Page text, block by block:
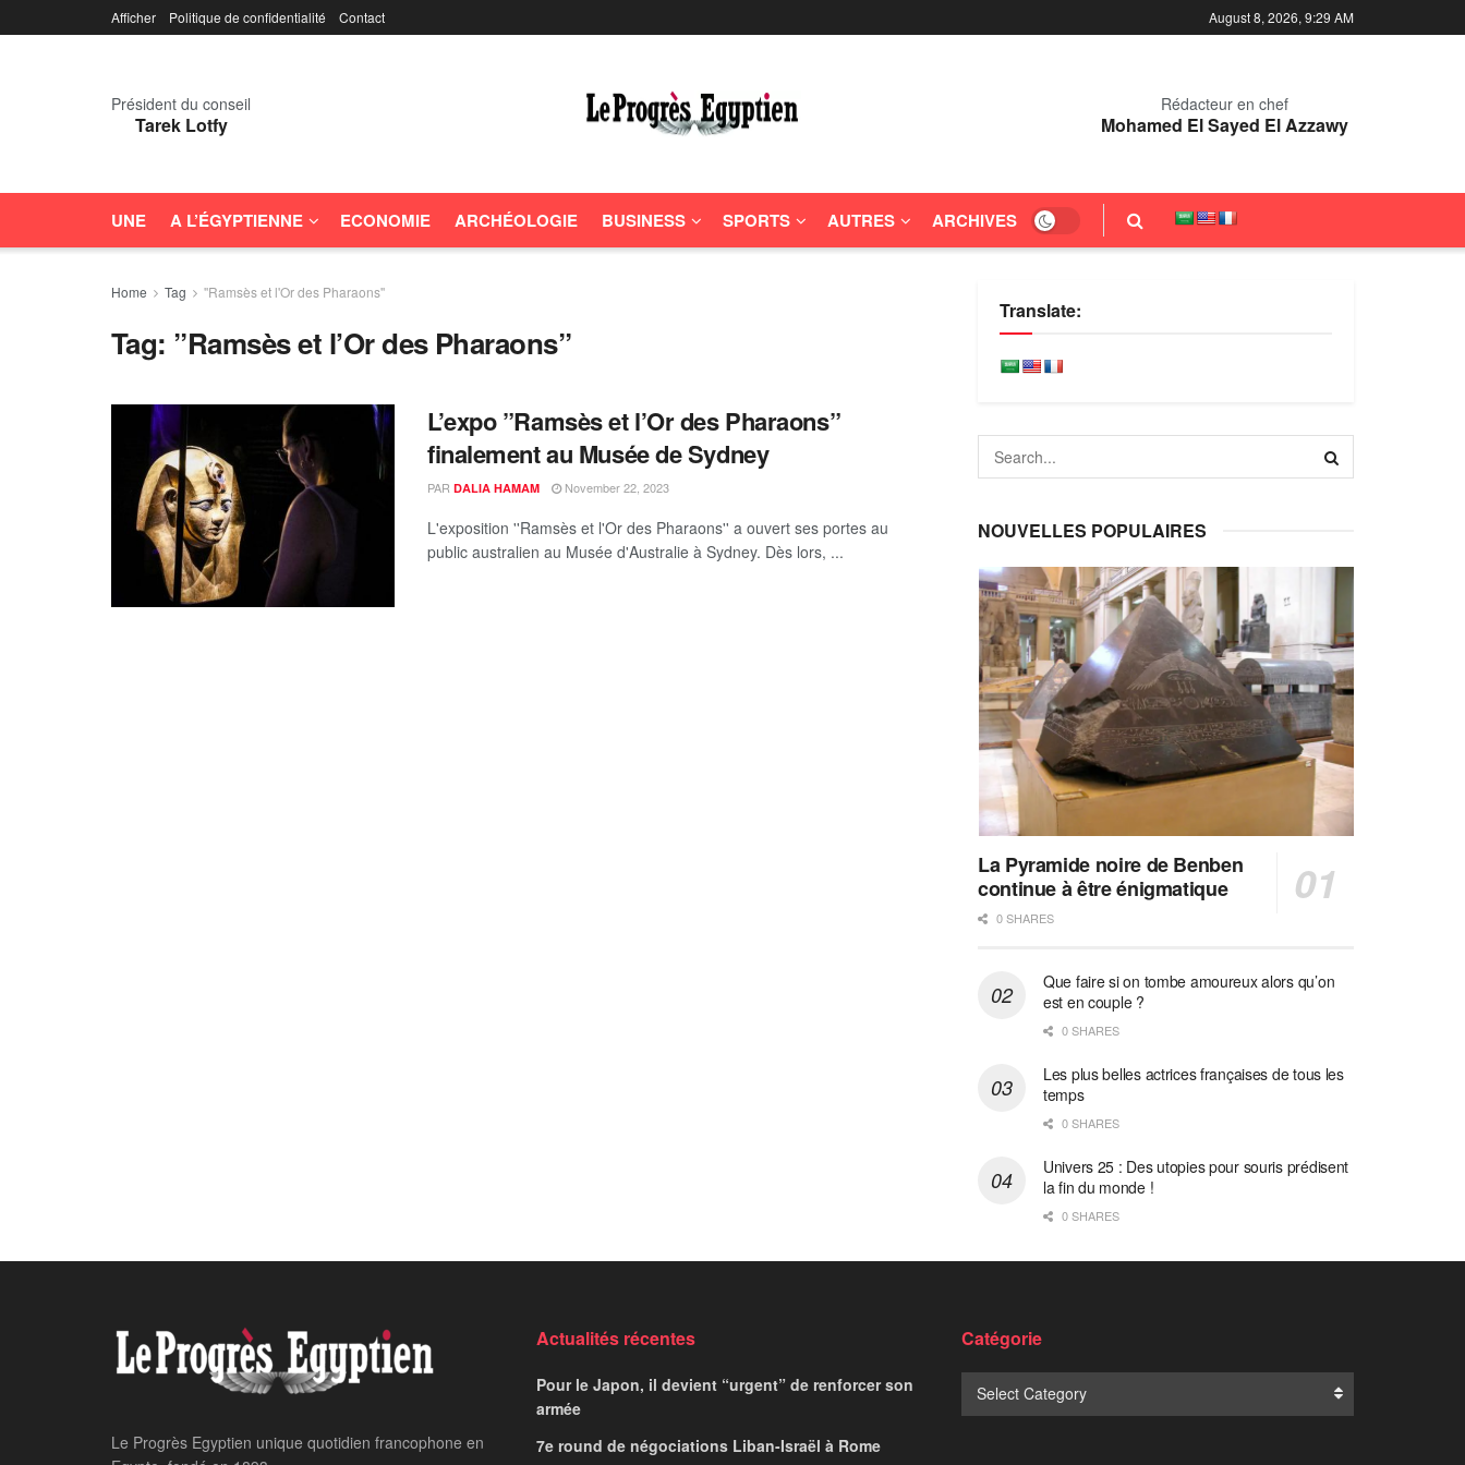
Afficher Politique de confidentialité Contact August 8, 2026, 9:29 AM
Président du conseil
Tarek Lotfy
Rédacteur en chef
Mohamed El Sayed El Azzawy
UNE A L’ÉGYPTIENNE ECONOMIE ARCHÉOLOGIE BUSINESS SPORTS AUTRES ARCHIVES
Home Tag ''Ramsès et l'Or des Pharaons''
Tag: ”Ramsès et l’Or des Pharaons”
L’expo ”Ramsès et l’Or des Pharaons”
finalement au Musée de Sydney
PAR DALIA HAMAM November 22, 2023
L'exposition ''Ramsès et l'Or des Pharaons'' a ouvert ses portes au
public australien au Musée d'Australie à Sydney. Dès lors, ...
Translate:
NOUVELLES POPULAIRES
La Pyramide noire de Benben
continue à être énigmatique
0 SHARES
Que faire si on tombe amoureux alors qu’on
est en couple ?
0 SHARES
Les plus belles actrices françaises de tous les
temps
0 SHARES
Univers 25 : Des utopies pour souris prédisent
la fin du monde !
0 SHARES
Le Progrès Egyptien unique quotidien francophone en
Actualités récentes
Pour le Japon, il devient “urgent” de renforcer son
armée
7e round de négociations Liban-Israël à Rome
Catégorie
Select Category